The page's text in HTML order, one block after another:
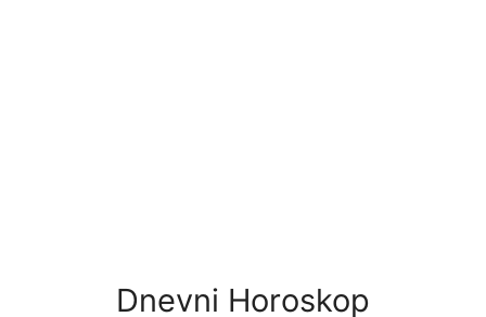
Dnevni Horoskop